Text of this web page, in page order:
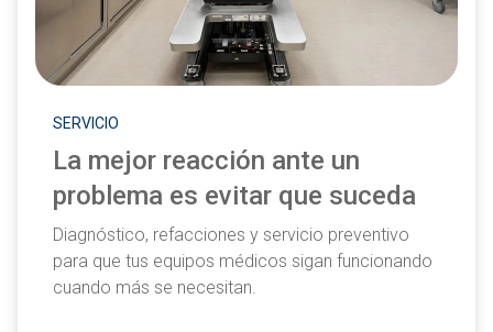
SERVICIO
La mejor reacción ante un
problema es evitar que suceda
Diagnóstico, refacciones y servicio preventivo
para que tus equipos médicos sigan funcionando
cuando más se necesitan.